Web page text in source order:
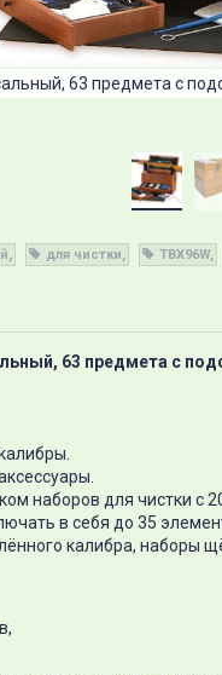
63 предмета с
для чистки TBX96W
63 предмета с
наборов для чистки с
в себя до 35
калибра, наборы